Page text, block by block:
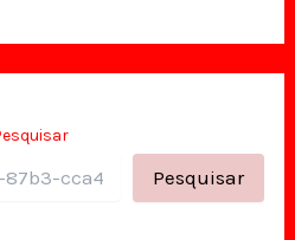
Pesquisar